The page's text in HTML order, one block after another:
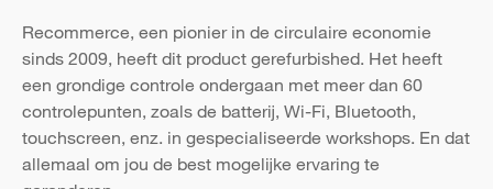
Recommerce, een pionier in de circulaire economie
sinds 2009, heeft dit product gerefurbished. Het heeft
een grondige controle ondergaan met meer dan 60
controlepunten, zoals de batterij, Wi-Fi, Bluetooth,
touchscreen, enz. in gespecialiseerde workshops. En dat
allemaal om jou de best mogelijke ervaring te